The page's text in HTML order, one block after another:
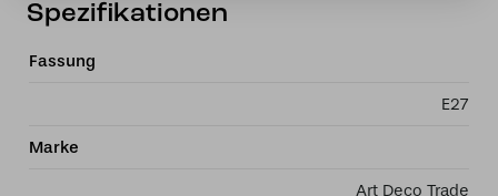
Spezifikationen
Fassung
E27
Marke
Art Deco Trade